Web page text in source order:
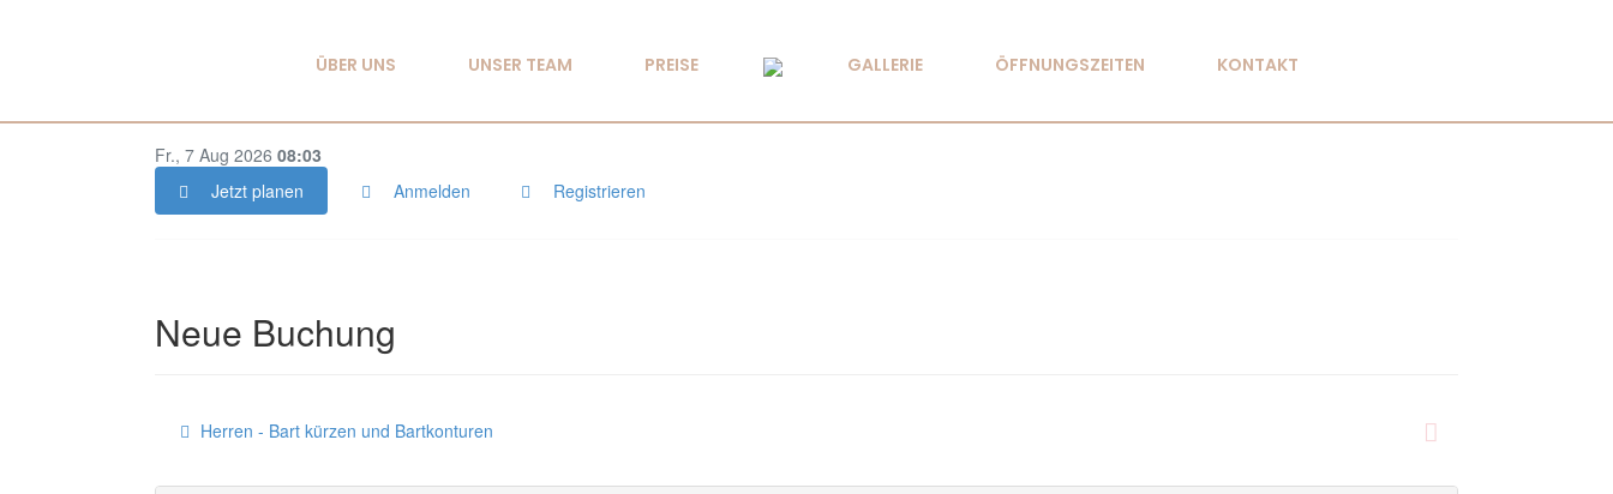
ÜBER UNS UNSER TEAM PREISE GALLERIE ÖFFNUNGSZEITEN KONTAKT
Fr., 7 Aug 2026 08:03
Jetzt planen
Anmelden Registrieren
Neue Buchung
Herren - Bart kürzen und Bartkonturen